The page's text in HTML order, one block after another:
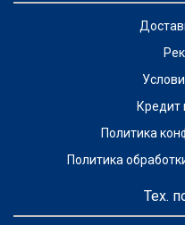
Кредит
Политика
Политика
Тех.